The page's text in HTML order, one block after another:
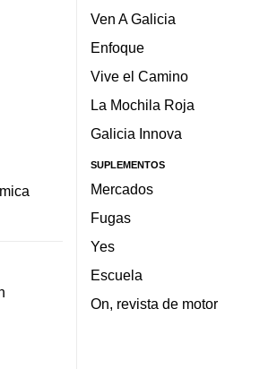
Ven A Galicia
Enfoque
Vive el Camino
La Mochila Roja
Galicia Innova
SUPLEMENTOS
Mercados
Fugas
Yes
Escuela
On, revista de motor